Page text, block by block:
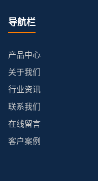
导航栏
产品中心
关于我们
行业资讯
联系我们
在线留言
客户案例